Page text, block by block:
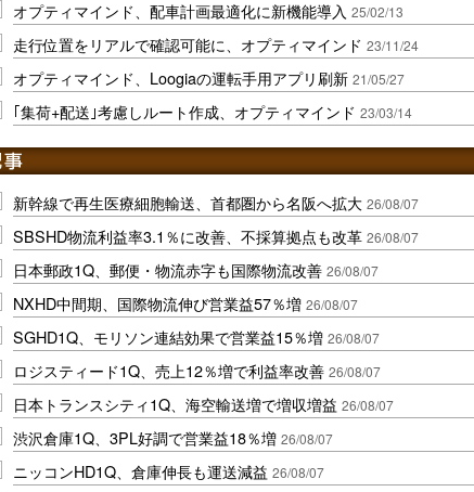
オプティマインド、配車計画最適化に新機能導入 25/02/13
走行位置をリアルで確認可能に、オプティマインド 23/11/24
オプティマインド、Loogiaの運転手用アプリ刷新 21/05/27
｢集荷+配送｣考慮しルート作成、オプティマインド 23/03/14
新幹線で再生医療細胞輸送、首都圏から名阪へ拡大 26/08/07
SBSHD物流利益率3.1％に改善、不採算拠点も改革 26/08/07
日本郵政1Q、郵便・物流赤字も国際物流改善 26/08/07
NXHD中間期、国際物流伸び営業益57％増 26/08/07
SGHD1Q、モリソン連結効果で営業益15％増 26/08/07
ロジスティード1Q、売上12％増で利益率改善 26/08/07
日本トランスシティ1Q、海空輸送増で増収増益 26/08/07
渋沢倉庫1Q、3PL好調で営業益18％増 26/08/07
ニッコンHD1Q、倉庫伸長も運送減益 26/08/07